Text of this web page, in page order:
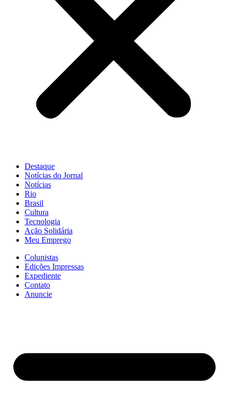
Destaque
Notícias do Jornal
Notícias
Rio
Brasil
Cultura
Tecnologia
Ação Solidária
Meu Emprego
Colunistas
Edições Impressas
Expediente
Contato
Anuncie